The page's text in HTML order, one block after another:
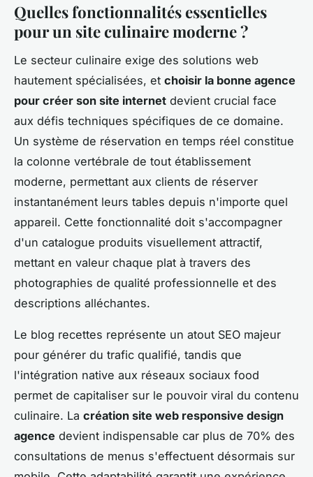
Quelles fonctionnalités essentielles
pour un site culinaire moderne ?
Le secteur culinaire exige des solutions web
hautement spécialisées, et choisir la bonne agence
pour créer son site internet devient crucial face
aux défis techniques spécifiques de ce domaine.
Un système de réservation en temps réel constitue
la colonne vertébrale de tout établissement
moderne, permettant aux clients de réserver
instantanément leurs tables depuis n'importe quel
appareil. Cette fonctionnalité doit s'accompagner
d'un catalogue produits visuellement attractif,
mettant en valeur chaque plat à travers des
photographies de qualité professionnelle et des
descriptions alléchantes.
Le blog recettes représente un atout SEO majeur
pour générer du trafic qualifié, tandis que
l'intégration native aux réseaux sociaux food
permet de capitaliser sur le pouvoir viral du contenu
culinaire. La création site web responsive design
agence devient indispensable car plus de 70% des
consultations de menus s'effectuent désormais sur